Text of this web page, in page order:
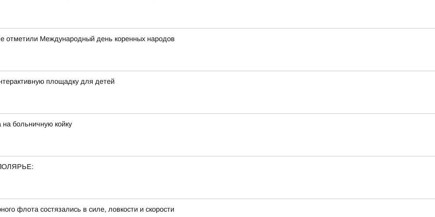
отметили Международный день коренных народов
площадку для детей
больничную койку
флота состязались в силе, ловкости и скорости